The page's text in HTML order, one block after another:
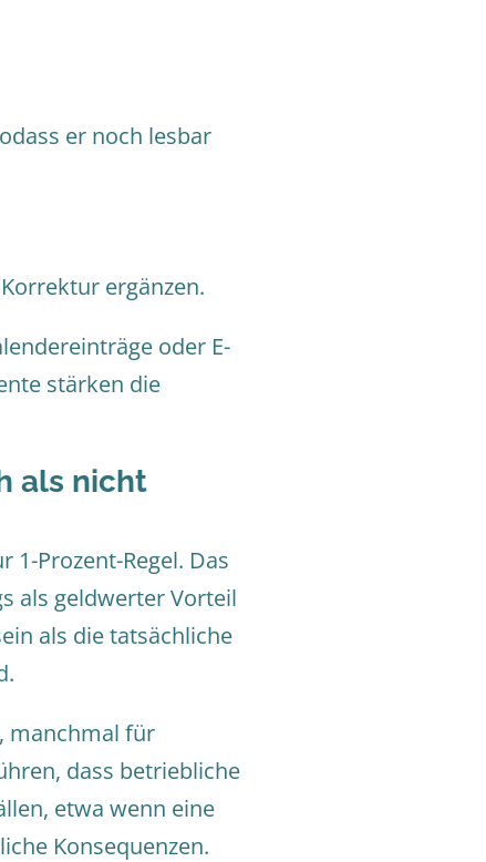
er noch lesbar
ergänzen.
oder E-
stärken die
als nicht
1-Prozent-Regel. Das
als geldwerter Vorteil
als die tatsächliche
manchmal für
dass betriebliche
etwa wenn eine
Konsequenzen.